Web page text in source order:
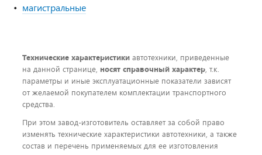
магистральные
Технические характеристики автотехники, приведенные
на данной странице, носят справочный характер, т.к.
параметры и иные эксплуатационные показатели зависят
от желаемой покупателем комплектации транспортного
средства.
При этом завод-изготовитель оставляет за собой право
изменять технические характеристики автотехники, а также
состав и перечень применяемых для ее изготовления